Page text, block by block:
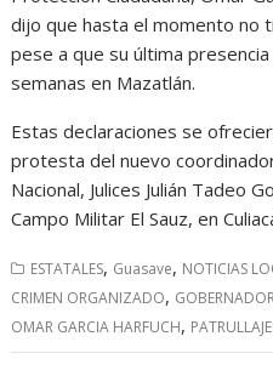
dijo que hasta el momento no
pese a que su última
semanas en Mazatlán.
Estas declaraciones se
protesta del nuevo
Nacional, Julices Julián Tadeo
Campo Militar El Sauz, en
ESTATALES, Guasave, NOTICIAS
CRIMEN ORGANIZADO,
OMAR GARCIA HARFUCH,